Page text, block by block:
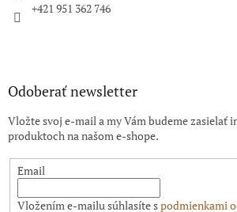
+421 951 362 746
Odoberať newsletter
Vložte svoj e-mail a my Vám budeme zasielať
produktoch na našom e-shope.
Email
Vložením e-mailu súhlasíte spodmienkami